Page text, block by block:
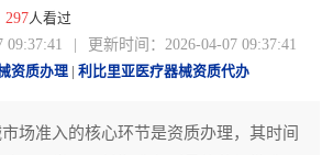
297人看过
09:37:41 更新时间：2026-04-07 09:37:41
资质办理 利比里亚医疗器械资质代办
场准入的核心环节是资质办理，其时间